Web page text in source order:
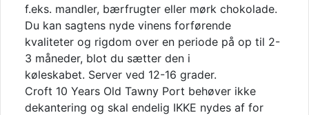
f.eks. mandler, bærfrugter eller mørk chokolade.
Du kan sagtens nyde vinens forførende
kvaliteter og rigdom over en periode på op til 2-
3 måneder, blot du sætter den i
køleskabet. Server ved 12-16 grader.
Croft 10 Years Old Tawny Port behøver ikke
dekantering og skal endelig IKKE nydes af for